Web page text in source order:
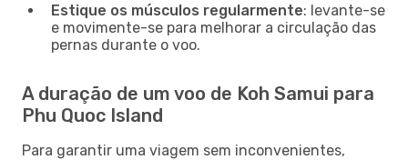
Estique os músculos regularmente: levante-se
e movimente-se para melhorar a circulação das
pernas durante o voo.
A duração de um voo de Koh Samui para
Phu Quoc Island
Para garantir uma viagem sem inconvenientes,